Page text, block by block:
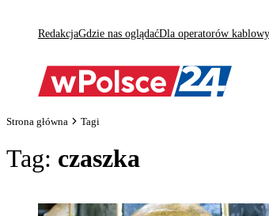
RedakcjaGdzie nas oglądaćDla operatorów
Strona główna Tagi
Tag: czaszka